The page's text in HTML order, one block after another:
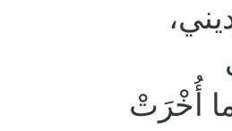
أُخْرَتْ